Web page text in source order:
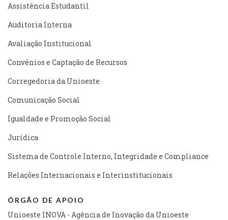
Assistência Estudantil
Auditoria Interna
Avaliação Institucional
Convênios e Captação de Recursos
Corregedoria da Unioeste
Comunicação Social
Igualdade e Promoção Social
Jurídica
Sistema de Controle Interno, Integridade e Compliance
Relações Internacionais e Interinstitucionais
ÓRGÃO DE APOIO
Unioeste INOVA - Agência de Inovação da Unioeste